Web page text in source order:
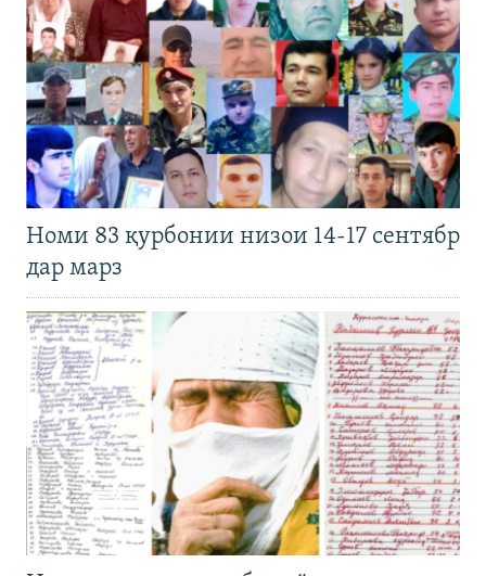
Номи 83 қурбонии низои 14-17 сентябр
дар марз